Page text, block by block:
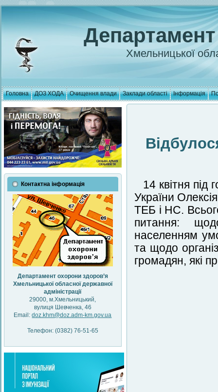
Хмельницької
Головна ДОЗ ХОДА Очищення влади Заклади області Інформація
Контактна інформація
Департамент охорони здоров’я
Хмельницької обласної державної
адміністрації
29000, м.Хмельницький,
вулиця Шевченка, 46
Email:doz.khm@doz.adm-km.gov.ua
Телефон: (0382) 76-51-65
14 квітня під
України
ТЕБ і НС.
питання:
населенням
та щодо
громадян, які